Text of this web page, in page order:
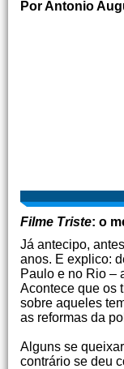
Por Antonio
Filme Triste: o
Já antecipo,
anos. E explico:
Paulo e no Rio –
Acontece que os
sobre aqueles
as reformas da
Alguns se
contrário se deu